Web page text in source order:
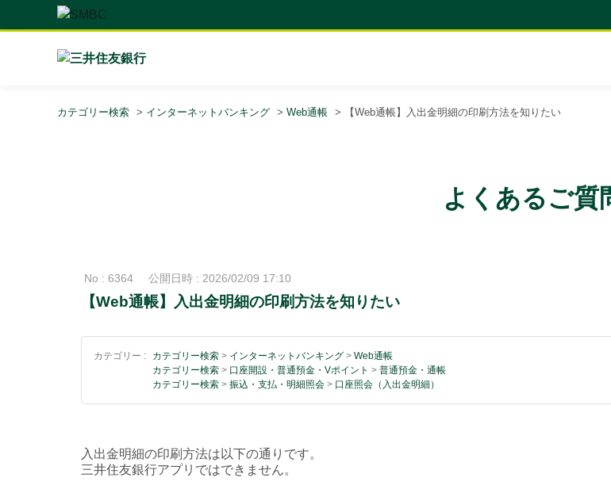
カテゴリー検索 > インターネットバンキング > Web通帳 > 【Web通帳】入出金明細の印刷方法を知りたい
よくあるご質
No : 6364 公開日時 : 2026/02/09 17:10
【Web通帳】入出金明細の印刷方法を知りたい
カテゴリー : カテゴリー検索 > インターネットバンキング > Web通帳
カテゴリー検索 > 口座開設・普通預金・Vポイント > 普通預金・通帳
カテゴリー検索 > 振込・支払・明細照会 > 口座照会（入出金明細）
入出金明細の印刷方法は以下の通りです。
三井住友銀行アプリではできません。